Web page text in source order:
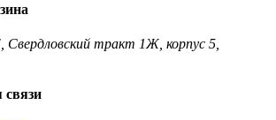
тракт 1Ж, корпус 5,
связи